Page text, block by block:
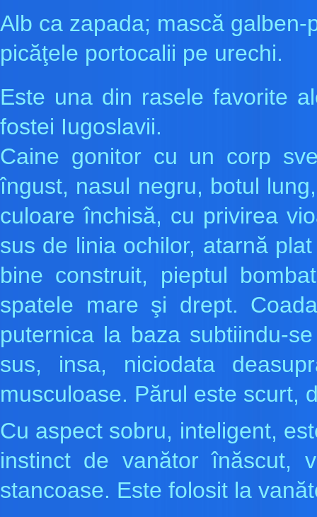
Alb ca zapada; mască
picăţele portocalii pe urechi.
Este una din rasele favorite
fostei Iugoslavii.
Caine gonitor cu un corp
îngust, nasul negru, botul
culoare închisă, cu privirea
sus de linia ochilor, atarnă
bine construit, pieptul
spatele mare şi drept.
puternica la baza subtiindu-
sus, insa, niciodata
musculoase. Părul este scurt,
Cu aspect sobru, inteligent,
instinct de vanător înăscut,
stancoase. Este folosit la